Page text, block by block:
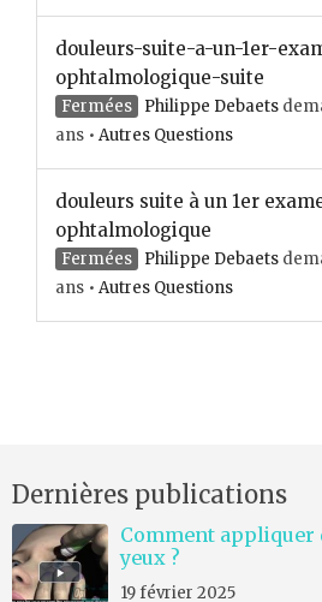
douleurs-suite-a-un-1er-
ophtalmologique-suite
Fermées Philippe Debaets
ans • Autres Questions
douleurs suite à un 1er
ophtalmologique
Fermées Philippe Debaets
ans • Autres Questions
Dernières publications
Comment appliquer
yeux ?
19 février 2025